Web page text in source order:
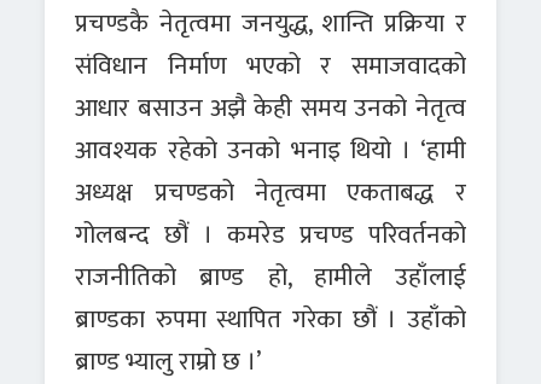
प्रचण्डकै नेतृत्वमा जनयुद्ध, शान्ति प्रक्रिया र
संविधान निर्माण भएको र समाजवादको
आधार बसाउन अझै केही समय उनको नेतृत्व
आवश्यक रहेको उनको भनाइ थियो । ‘हामी
अध्यक्ष प्रचण्डको नेतृत्वमा एकताबद्ध र
गोलबन्द छौं । कमरेड प्रचण्ड परिवर्तनको
राजनीतिको ब्राण्ड हो, हामीले उहाँलाई
ब्राण्डका रुपमा स्थापित गरेका छौं । उहाँको
ब्राण्ड भ्यालु राम्रो छ ।’